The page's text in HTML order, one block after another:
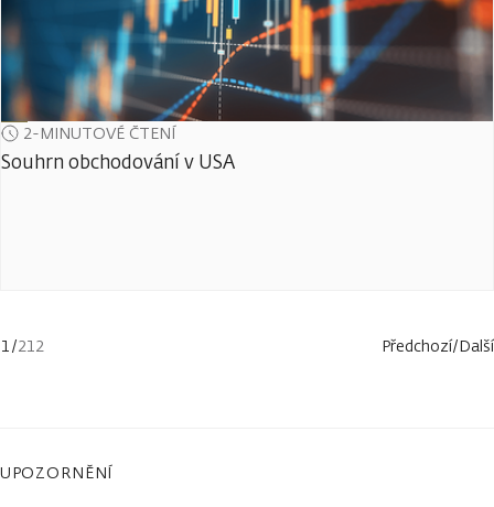
2-MINUTOVÉ ČTENÍ
Souhrn obchodování v USA
1/212 Předchozí/Další
UPOZORNĚNÍ